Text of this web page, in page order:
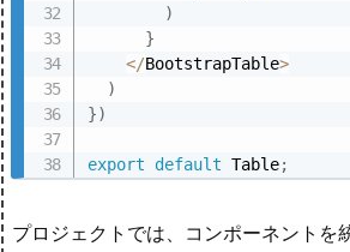
)
}
</BootstrapTable>
)
})
export default Table;
プロジェクトでは、コンポーネントを